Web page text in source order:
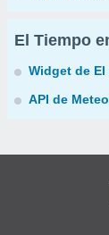
El Tiempo
Widget de El
API de